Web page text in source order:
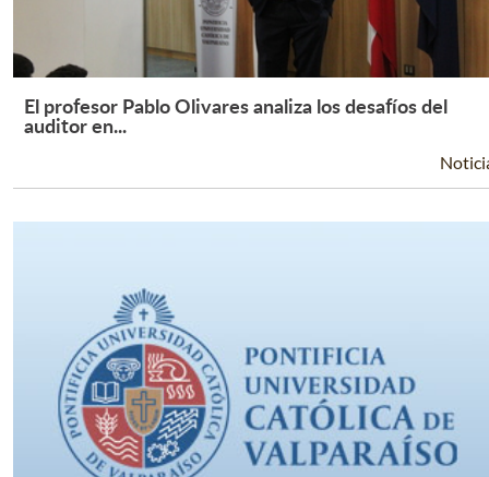
Leer Más +
El profesor Pablo Olivares analiza los desafíos del
auditor en...